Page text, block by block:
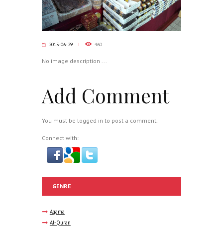
2015-06-29 460
No image description ...
Add Comment
You must be logged in to post a comment.
Connect with:
GENRE
Agama
Al-Quran